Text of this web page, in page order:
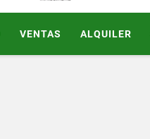
VENTAS ALQUILER